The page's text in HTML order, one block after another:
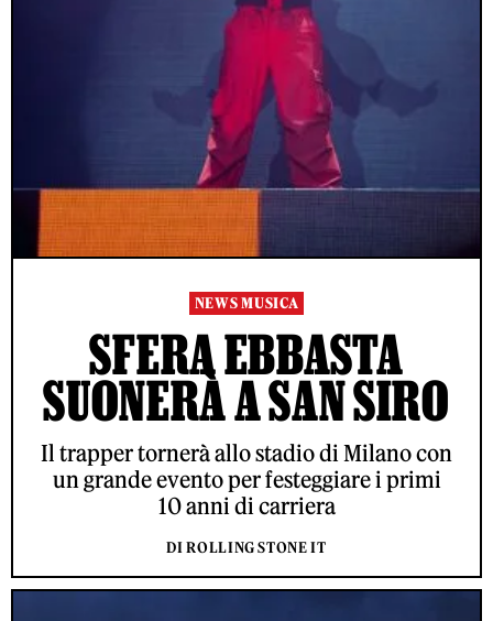
NEWS MUSICA
SFERA EBBASTA
SUONERÀ A SAN SIRO
Il trapper tornerà allo stadio di Milano con
un grande evento per festeggiare i primi
10 anni di carriera
DI ROLLING STONE IT